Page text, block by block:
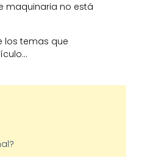
maquinaria no está
los temas que